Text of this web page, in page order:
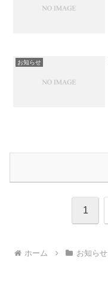
お知らせ
1
ホーム お知らせ